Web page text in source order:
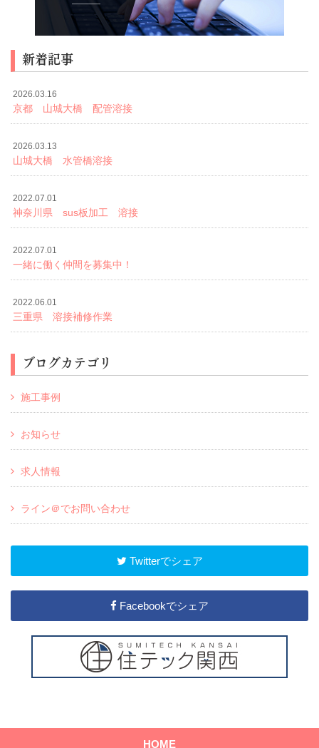
新着記事
2026.03.16
京都 山城大橋 配管溶接
2026.03.13
山城大橋 水管橋溶接
2022.07.01
神奈川県 sus板加工 溶接
2022.07.01
一緒に働く仲間を募集中！
2022.06.01
三重県 溶接補修作業
ブログカテゴリ
施工事例
お知らせ
求人情報
ライン＠でお問い合わせ
Twitterでシェア
Facebookでシェア
HOME